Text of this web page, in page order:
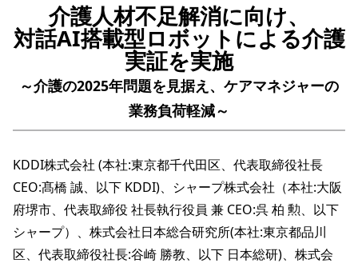
介護人材不足解消に向け、
対話AI搭載型ロボットによる介護
実証を実施
～介護の2025年問題を見据え、ケアマネジャーの
業務負荷軽減～
KDDI株式会社 (本社:東京都千代田区、代表取締役社長
CEO:髙橋 誠、以下 KDDI)、シャープ株式会社（本社:大阪
府堺市、代表取締役 社長執行役員 兼 CEO:呉 柏 勲、以下
シャープ）、株式会社日本総合研究所(本社:東京都品川
区、代表取締役社長:谷崎 勝教、以下 日本総研)、株式会